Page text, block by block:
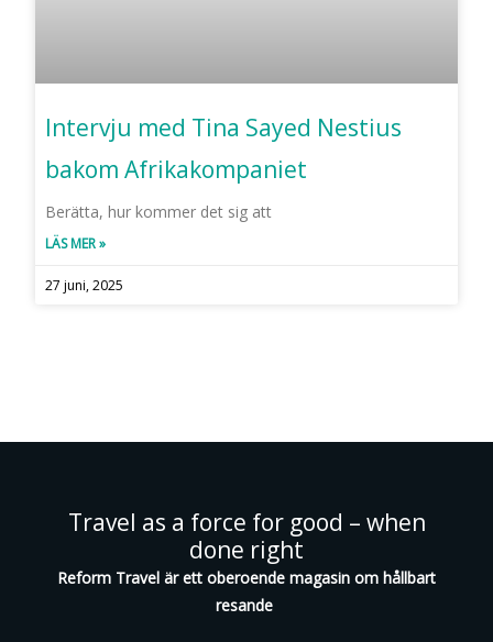
Intervju med Tina Sayed Nestius
bakom Afrikakompaniet
Berätta, hur kommer det sig att
LÄS MER »
27 juni, 2025
Travel as a force for good – when
done right
Reform Travel är ett oberoende magasin om hållbart
resande